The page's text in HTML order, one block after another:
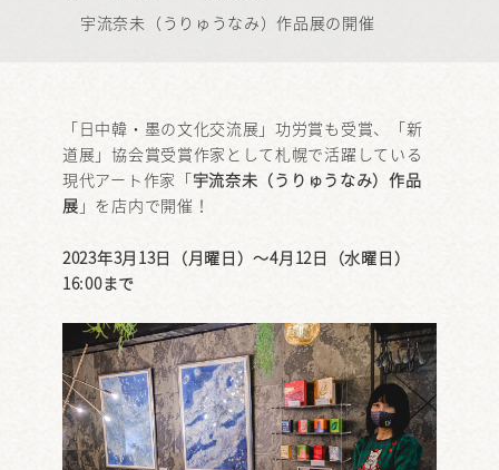
宇流奈未（うりゅうなみ）作品展の開催
「日中韓・墨の文化交流展」功労賞も受賞、「新
道展」協会賞受賞作家として札幌で活躍している
現代アート作家「宇流奈未（うりゅうなみ）作品
展 」を店内で開催！
2023年3月13日（月曜日）～4月12日（水曜日）
16:00まで